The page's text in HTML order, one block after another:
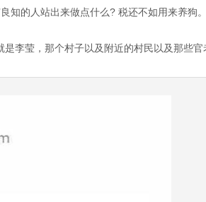
知的人站出来做点什么? 税还不如用来养狗。
李莹，那个村子以及附近的村民以及那些